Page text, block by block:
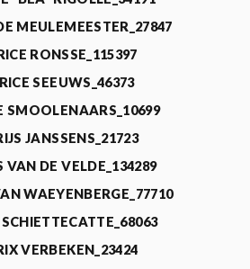
MEULEMEESTER_27847
RONSSE_115397
SEEUWS_46373
SMOOLENAARS_10699
JANSSENS_21723
VAN DE VELDE_134289
WAEYENBERGE_77710
VERBEKEN_23424